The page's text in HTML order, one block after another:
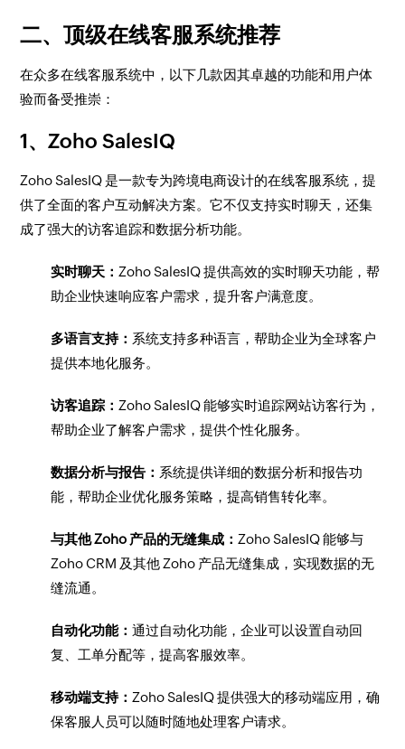
二、顶级在线客服系统推荐
在众多在线客服系统中，以下几款因其卓越的功能和用户体
验而备受推崇：
1、Zoho SalesIQ
Zoho SalesIQ 是一款专为跨境电商设计的在线客服系统，提
供了全面的客户互动解决方案。它不仅支持实时聊天，还集
成了强大的访客追踪和数据分析功能。
实时聊天： Zoho SalesIQ 提供高效的实时聊天功能，帮
助企业快速响应客户需求，提升客户满意度。
多语言支持： 系统支持多种语言，帮助企业为全球客户
提供本地化服务。
访客追踪： Zoho SalesIQ 能够实时追踪网站访客行为，
帮助企业了解客户需求，提供个性化服务。
数据分析与报告： 系统提供详细的数据分析和报告功
能，帮助企业优化服务策略，提高销售转化率。
与其他 Zoho 产品的无缝集成： Zoho SalesIQ 能够与
Zoho CRM 及其他 Zoho 产品无缝集成，实现数据的无
缝流通。
自动化功能：通过自动化功能，企业可以设置自动回
复、工单分配等，提高客服效率。
移动端支持： Zoho SalesIQ 提供强大的移动端应用，确
保客服人员可以随时随地处理客户请求。